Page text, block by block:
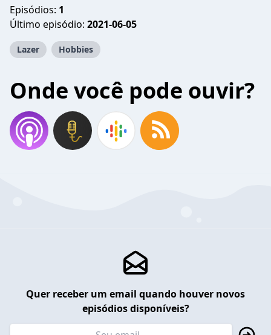
Episódios: 1
Último episódio: 2021-06-05
Lazer Hobbies
Onde você pode ouvir?
Quer receber um email quando houver novos
episódios disponíveis?